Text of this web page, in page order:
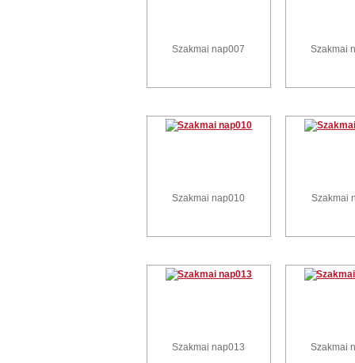
Szakmai nap007 Szakmai
Szakmai nap010 Szakmai
Szakmai nap013 Szakmai